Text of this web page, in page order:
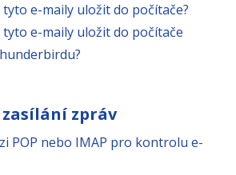
tyto e-maily uložit do počítače?
tyto e-maily uložit do počítače
zpráv
POP nebo IMAP pro kontrolu e-